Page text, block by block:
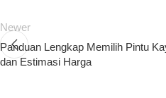
Newer
Panduan Lengkap Memilih Pintu
dan Estimasi Harga